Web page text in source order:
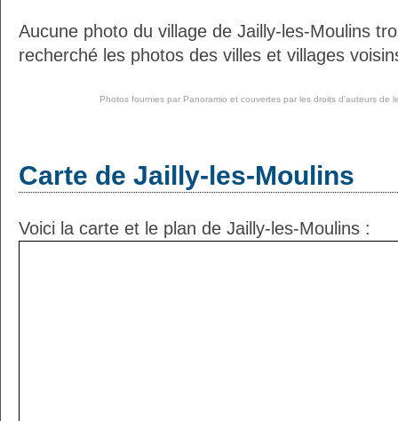
Aucune photo du village de Jailly-les-Moulins
recherché les photos des villes et villages
Photos fournies par Panoramio et couvertes par les droits d'auteurs de
Carte de Jailly-les-Moulins
Voici la carte et le plan de Jailly-les-Moulins :